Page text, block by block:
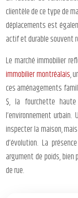
clientèle de ce type de
déplacements est
actif et durable souvent
Le marché immobilier
immobilier montréalais,
ces aménagements
$, la fourchette
l’environnement
inspecter la maison,
d’évolution. La
argument de poids, bien
de rue.